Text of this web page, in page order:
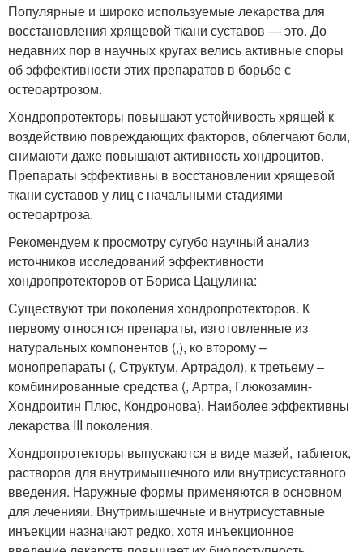
Популярные и широко используемые лекарства для
восстановления хрящевой ткани суставов — это. До
недавних пор в научных кругах велись активные споры
об эффективности этих препаратов в борьбе с
остеоартрозом.
Хондропротекторы повышают устойчивость хрящей к
воздействию повреждающих факторов, облегчают боли,
снимаюти даже повышают активность хондроцитов.
Препараты эффективны в восстановлении хрящевой
ткани суставов у лиц с начальными стадиями
остеоартроза.
Рекомендуем к просмотру сугубо научный анализ
источников исследований эффективности
хондропротекторов от Бориса Цацулина:
Существуют три поколения хондропротекторов. К
первому относятся препараты, изготовленные из
натуральных компонентов (,), ко второму –
монопрепараты (, Структум, Артрадол), к третьему –
комбинированные средства (, Артра, Глюкозамин-
Хондроитин Плюс, Кондронова). Наиболее эффективны
лекарства III поколения.
Хондропротекторы выпускаются в виде мазей, таблеток,
растворов для внутримышечного или внутрисуставного
введения. Наружные формы применяются в основном
для леченияи. Внутримышечные и внутрисуставные
инъекции назначают редко, хотя инъекционное